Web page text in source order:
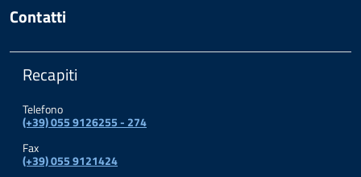
Contatti
Recapiti
Telefono
(+39) 055 9126255 - 274
Fax
(+39) 055 9121424